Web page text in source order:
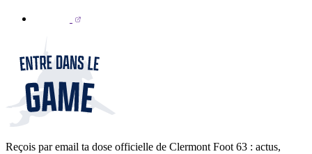
Reçois par email ta dose officielle de Clermont Foot 63 : actus,